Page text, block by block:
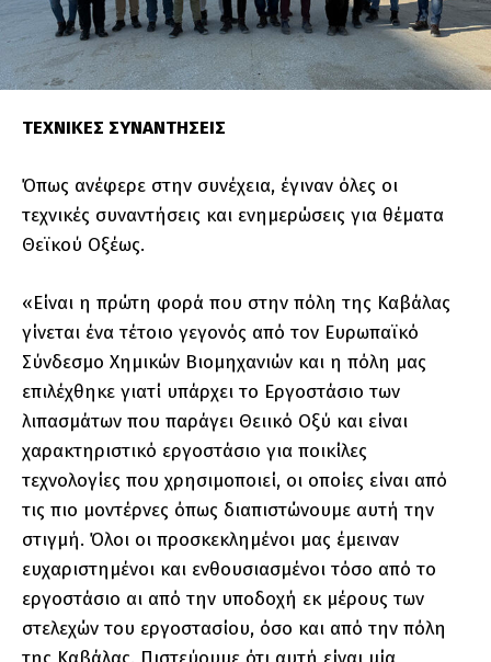
ΤΕΧΝΙΚΕΣ ΣΥΝΑΝΤΗΣΕΙΣ
Όπως ανέφερε στην συνέχεια, έγιναν όλες οι
τεχνικές συναντήσεις και ενημερώσεις για θέματα
Θεϊκού Οξέως.
«Είναι η πρώτη φορά που στην πόλη της Καβάλας
γίνεται ένα τέτοιο γεγονός από τον Ευρωπαϊκό
Σύνδεσμο Χημικών Βιομηχανιών και η πόλη μας
επιλέχθηκε γιατί υπάρχει το Εργοστάσιο των
λιπασμάτων που παράγει Θειικό Οξύ και είναι
χαρακτηριστικό εργοστάσιο για ποικίλες
τεχνολογίες που χρησιμοποιεί, οι οποίες είναι από
τις πιο μοντέρνες όπως διαπιστώνουμε αυτή την
στιγμή. Όλοι οι προσκεκλημένοι μας έμειναν
ευχαριστημένοι και ενθουσιασμένοι τόσο από το
εργοστάσιο αι από την υποδοχή εκ μέρους των
στελεχών του εργοστασίου, όσο και από την πόλη